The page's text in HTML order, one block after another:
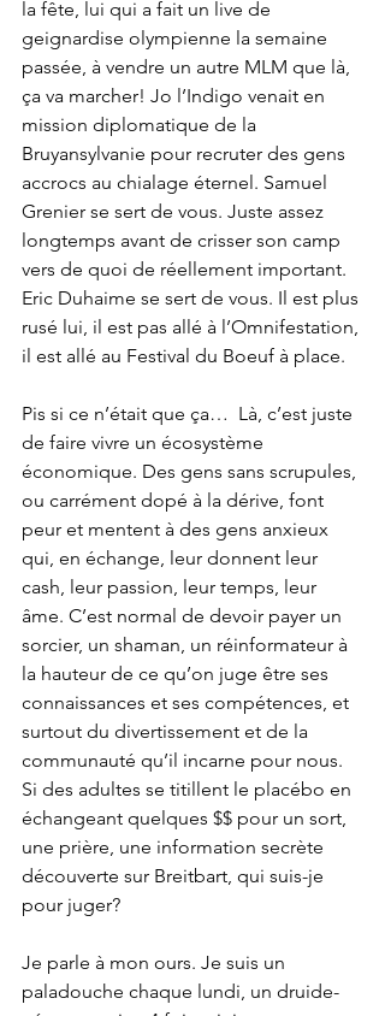
la fête, lui qui a fait un live de
geignardise olympienne la semaine
passée, à vendre un autre MLM que là,
ça va marcher! Jo l’Indigo venait en
mission diplomatique de la
Bruyansylvanie pour recruter des gens
accrocs au chialage éternel. Samuel
Grenier se sert de vous. Juste assez
longtemps avant de crisser son camp
vers de quoi de réellement important.
Eric Duhaime se sert de vous. Il est plus
rusé lui, il est pas allé à l’Omnifestation,
il est allé au Festival du Boeuf à place.
Pis si ce n’était que ça…  Là, c’est juste
de faire vivre un écosystème
économique. Des gens sans scrupules,
ou carrément dopé à la dérive, font
peur et mentent à des gens anxieux
qui, en échange, leur donnent leur
cash, leur passion, leur temps, leur
âme. C’est normal de devoir payer un
sorcier, un shaman, un réinformateur à
la hauteur de ce qu’on juge être ses
connaissances et ses compétences, et
surtout du divertissement et de la
communauté qu’il incarne pour nous.
Si des adultes se titillent le placébo en
échangeant quelques $$ pour un sort,
une prière, une information secrète
découverte sur Breitbart, qui suis-je
pour juger?
Je parle à mon ours. Je suis un
paladouche chaque lundi, un druide-